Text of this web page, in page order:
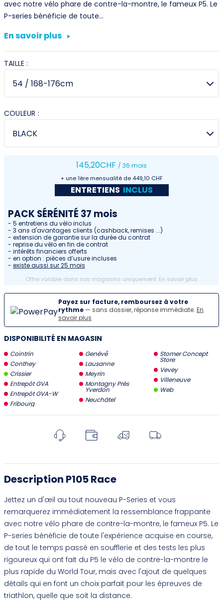
avec notre vélo phare de contre-la-montre, le fameux P5. Le
P-series bénéficie de toute…
En savoir plus
TAILLE :
COULEUR :
145,20CHF / 36 mois
+ une 1ère mensualité de 449,10 CHF
ENTRETIENS INCLUS
PACK SÉRÉNITÉ 37 mois
- 5 entretiens du vélo inclus
- 3 ans d'avantages clients (cashback, remises ...)
- extension de garantie sur la durée du contrat
- reprise du vélo en fin de contrat
- intérêts financiers offerts
- en option : pièces d’usure incluses
- existe aussi sur 25 mois
Offre valable dans nos magasins uniquement. En savoir plus
Payez sur facture, remboursez à votre
rythme — sans dossier, réponse immédiate. En
savoir plus
DISPONIBILITÉ EN MAGASIN
Cointrin
Conthey
Crissier
Entrepôt GVA
Entrepôt GVA-W
Fribourg
Genève
Lausanne
Meyrin
Montagny Près
Yverdon
Neuchâtel
Stomer Concept
Store
Vevey
Villeneuve
Web
Description P105 Race
Jettez un d'œil au tout nouveau P-Series et vous
remarquerez immédiatement la ressemblance frappante
avec notre vélo phare de contre-la-montre, le fameux P5. Le
P-series bénéficie de toute l'expérience acquise en course,
de tout le temps passé en soufflerie et des tests les plus
rigoureux qui ont fait du P5 le vélo de contre-la-montre le
plus rapide du World Tour, mais avec l'ajout de quelques
détails qui en font un choix parfait pour les épreuves de
triathlon, quelle que soit la distance.